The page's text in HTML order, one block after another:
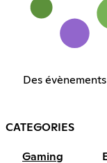
Des
CATEGORIES
Gaming